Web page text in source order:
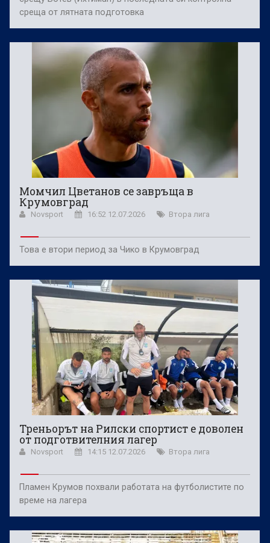
среща от лятната подготовка
Момчил Цветанов се завръща в
Крумовград
Novsport 16:52 12.07.2026 Втора лига
Това е втори период за Чико в Крумовград
Треньорът на Рилски спортист е доволен
от подготвителния лагер
Novsport 14:15 12.07.2026 Втора лига
Пламен Крумов похвали работата на футболистите по
време на лагера